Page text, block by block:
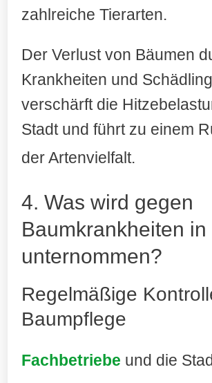
zahlreiche Tierarten.
Der Verlust von Bäumen
Krankheiten und
verschärft die
Stadt und führt zu einem
der Artenvielfalt.
4. Was wird gegen
Baumkrankheiten in
unternommen?
Regelmäßige
Baumpflege
Fachbetriebe und die